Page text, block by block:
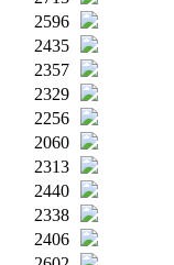
2596
2435
2357
2329
2256
2060
2313
2440
2338
2406